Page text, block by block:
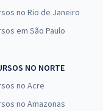
no Rio de Janeiro
em São Paulo
NO NORTE
no Acre
no Amazonas